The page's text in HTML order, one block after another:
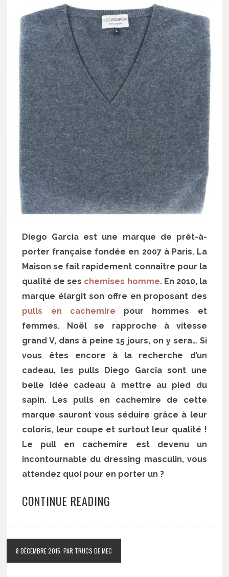
Diego Garcia est une marque de prêt-à-
porter française fondée en 2007 à Paris. La
Maison se fait rapidement connaître pour la
qualité de ses chemises homme. En 2010, la
marque élargit son offre en proposant des
pulls en cachemire pour hommes et
femmes. Noël se rapproche à vitesse
grand V, dans à peine 15 jours, on y sera… Si
vous êtes encore à la recherche d’un
cadeau, les pulls Diego Garcia sont une
belle idée cadeau à mettre au pied du
sapin. Les pulls en cachemire de cette
marque sauront vous séduire grâce à leur
coloris, leur coupe et surtout leur qualité !
Le pull en cachemire est devenu un
incontournable du dressing masculin, vous
attendez quoi pour en porter un ?
CONTINUE READING
8 DÉCEMBRE 2015 PAR TRUCS DE MEC